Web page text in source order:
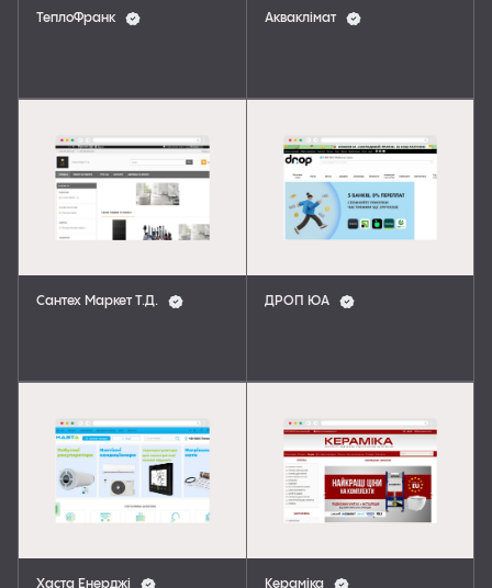
ТеплоФранк Акваклімат
Сантех Маркет Т.Д. ДРОП ЮА
Хаста Енерджі Кераміка